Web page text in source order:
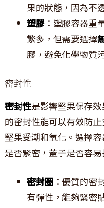
果的狀態，因為不
塑膠：塑膠容器重
繁多，但需要選擇
膠，避免化學物質
密封性
密封性是影響堅果保存
的密封性能可以有效防
堅果受潮和氧化。選擇
是否緊密，蓋子是否容易
密封圈 ：優質的密
有彈性，能夠緊密